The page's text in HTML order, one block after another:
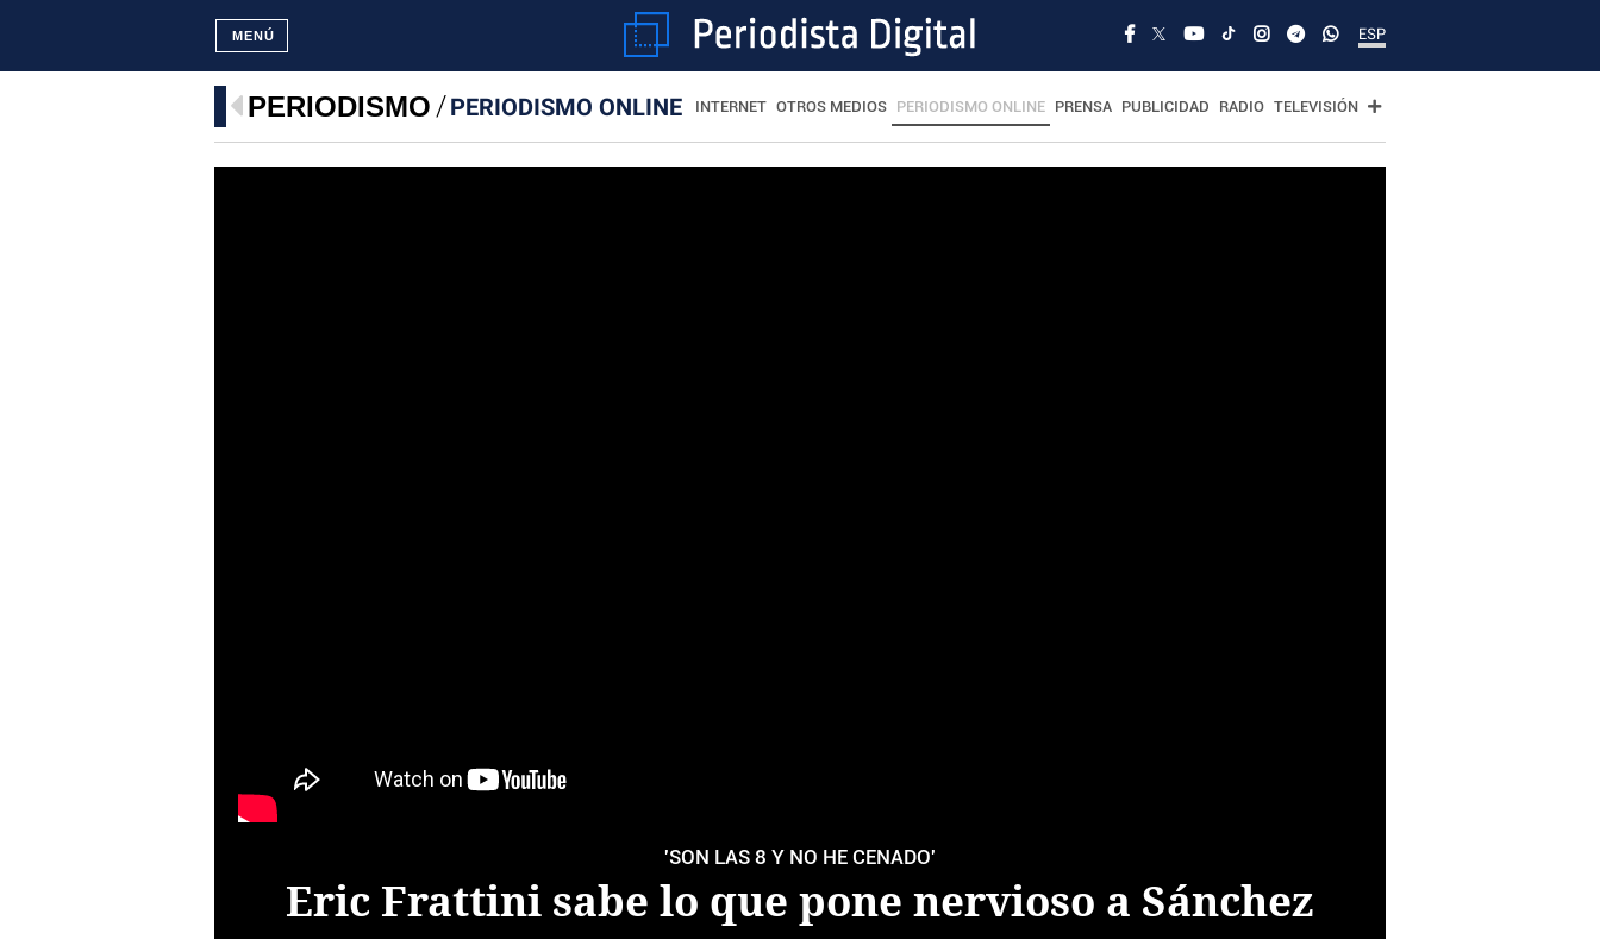
ESP
MENÚ
PERIODISMO PERIODISMO ONLINE INTERNET OTROS MEDIOS PERIODISMO ONLINE PRENSA PUBLICIDAD RADIO TELEVISIÓN
'SON LAS 8 Y NO HE CENADO'
Eric Frattini sabe lo que pone nervioso a Sánchez